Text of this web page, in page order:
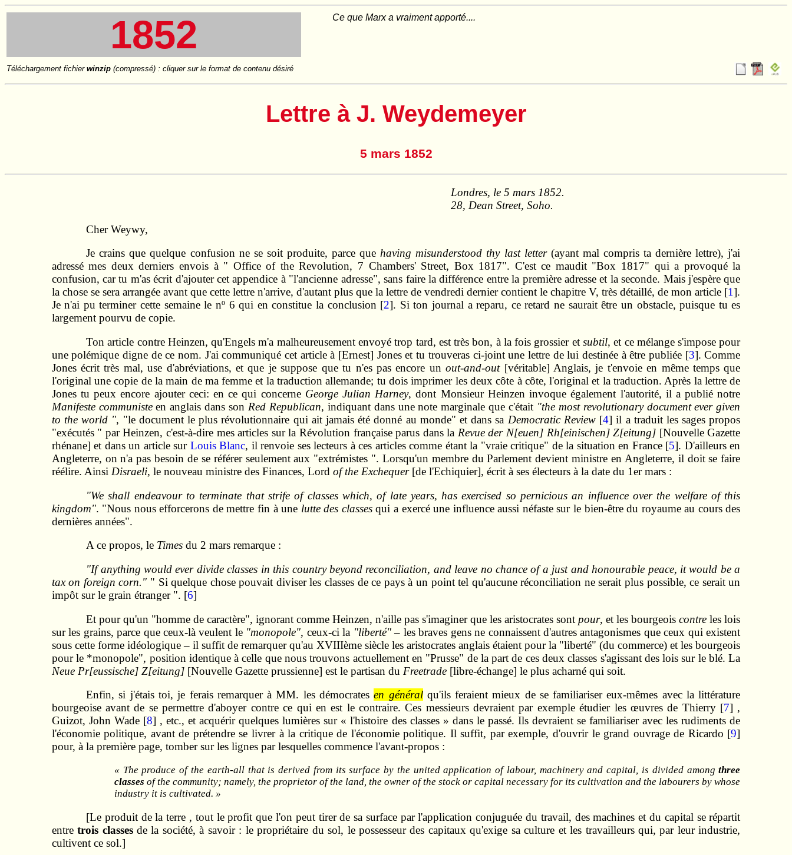
1852 Ce que Marx a vraiment apporté....
Téléchargement fichier winzip (compressé) : cliquer sur le format de contenu désiré
Lettre à J. Weydemeyer
5 mars 1852
Londres, le 5 mars 1852.
28, Dean Street, Soho.
Cher Weywy,
Je crains que quelque confusion ne se soit produite, parce quehaving misunderstood thy last letter(ayant mal compris ta dernière lettre), j'ai
adressé mes deux derniers envois à " Office of the Revolution, 7 Chambers' Street, Box 1817". C'est ce maudit "Box 1817" qui a provoqué la
confusion, car tu m'as écrit d'ajouter cet appendice à "l'ancienne adresse", sans faire la différence entre la première adresse et la seconde. Mais j'espère que
la chose se sera arrangée avant que cette lettre n'arrive, d'autant plus que la lettre de vendredi dernier contient le chapitre V, très détaillé, de mon article [1].
Je n'ai pu terminer cette semaine le nº 6 qui en constitue la conclusion [2]. Si ton journal a reparu, ce retard ne saurait être un obstacle, puisque tu es
largement pourvu de copie.
Ton article contre Heinzen, qu'Engels m'a malheureusement envoyé trop tard, est très bon, à la fois grossier et subtil, et ce mélange s'impose pour
une polémique digne de ce nom. J'ai communiqué cet article à [Ernest] Jones et tu trouveras ci-joint une lettre de lui destinée à être publiée [3]. Comme
Jones écrit très mal, use d'abréviations, et que je suppose que tu n'es pas encore unout-and-out[véritable] Anglais, je t'envoie en même temps que
l'original une copie de la main de ma femme et la traduction allemande; tu dois imprimer les deux côte à côte, l'original et la traduction. Après la lettre de
Jones tu peux encore ajouter ceci: en ce qui concerne George Julian Harney, dont Monsieur Heinzen invoque également l'autorité, il a publié notre
Manifeste communisteen anglais dans son Red Republican, indiquant dans une note marginale que c'était "the most revolutionary document ever given
to the world ", "le document le plus révolutionnaire qui ait jamais été donné au monde" et dans sa Democratic Review[4] il a traduit les sages propos
"exécutés " par Heinzen, c'est-à-dire mes articles sur la Révolution française parus dans la Revue der N[euen] Rh[einischen] Z[eitung] [Nouvelle Gazette
rhénane] et dans un article sur Louis Blanc, il renvoie ses lecteurs à ces articles comme étant la "vraie critique" de la situation en France [5]. D'ailleurs en
Angleterre, on n'a pas besoin de se référer seulement aux "extrémistes ". Lorsqu'un membre du Parlement devient ministre en Angleterre, il doit se faire
réélire. Ainsi Disraeli, le nouveau ministre des Finances, Lord of the Exchequer[de l'Echiquier], écrit à ses électeurs à la date du 1er mars :
"We shall endeavour to terminate that strife of classes which, of late years, has exercised so pernicious an influence over the welfare of this
kingdom". "Nous nous efforcerons de mettre fin à une lutte des classesqui a exercé une influence aussi néfaste sur le bien-être du royaume au cours des
dernières années".
A ce propos, le Times du 2 mars remarque :
"If anything would ever divide classes in this country beyond reconciliation, and leave no chance of a just and honourable peace, it would be a
tax on foreign corn." " Si quelque chose pouvait diviser les classes de ce pays à un point tel qu'aucune réconciliation ne serait plus possible, ce serait un
impôt sur le grain étranger ". [6]
Et pour qu'un "homme de caractère", ignorant comme Heinzen, n'aille pas s'imaginer que les aristocrates sont pour, et les bourgeoiscontre les lois
sur les grains, parce que ceux-là veulent le "monopole", ceux-ci la "liberté"– les braves gens ne connaissent d'autres antagonismes que ceux qui existent
sous cette forme idéologique – il suffit de remarquer qu'au XVIIIème siècle les aristocrates anglais étaient pour la "liberté" (du commerce) et les bourgeois
pour le *monopole", position identique à celle que nous trouvons actuellement en "Prusse" de la part de ces deux classes s'agissant des lois sur le blé. La
Neue Pr[eussische] Z[eitung][Nouvelle Gazette prussienne] est le partisan du Freetrade[libre-échange] le plus acharné qui soit.
Enfin, si j'étais toi, je ferais remarquer à MM. les démocratesen généralqu'ils feraient mieux de se familiariser eux-mêmes avec la littérature
bourgeoise avant de se permettre d'aboyer contre ce qui en est le contraire. Ces messieurs devraient par exemple étudier les œuvres de Thierry [7] ,
Guizot, John Wade [8] , etc., et acquérir quelques lumières sur « l'histoire des classes » dans le passé. Ils devraient se familiariser avec les rudiments de
l'économie politique, avant de prétendre se livrer à la critique de l'économie politique. Il suffit, par exemple, d'ouvrir le grand ouvrage de Ricardo [9]
pour, à la première page, tomber sur les lignes par lesquelles commence l'avant‑propos :
« The produce of the earth‑all that is derived from its surface by the united application of labour, machinery and capital, is divided amongthree
classes of the community; namely, the proprietor of the land, the owner of the stock or capital necessary for its cultivation and the labourers by whose
industry it is cultivated. »
[Le produit de la terre , tout le profit que l'on peut tirer de sa surface par l'application conjuguée du travail, des machines et du capital se répartit
entretrois classesde la société, à savoir : le propriétaire du sol, le possesseur des capitaux qu'exige sa culture et les travailleurs qui, par leur industrie,
cultivent ce sol.]